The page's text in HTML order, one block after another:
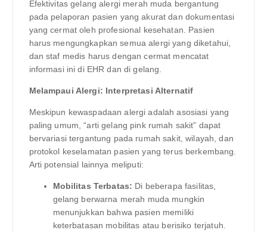
Efektivitas gelang alergi merah muda bergantung
pada pelaporan pasien yang akurat dan dokumentasi
yang cermat oleh profesional kesehatan. Pasien
harus mengungkapkan semua alergi yang diketahui,
dan staf medis harus dengan cermat mencatat
informasi ini di EHR dan di gelang.
Melampaui Alergi: Interpretasi Alternatif
Meskipun kewaspadaan alergi adalah asosiasi yang
paling umum, “arti gelang pink rumah sakit” dapat
bervariasi tergantung pada rumah sakit, wilayah, dan
protokol keselamatan pasien yang terus berkembang.
Arti potensial lainnya meliputi:
Mobilitas Terbatas: Di beberapa fasilitas,
gelang berwarna merah muda mungkin
menunjukkan bahwa pasien memiliki
keterbatasan mobilitas atau berisiko terjatuh.